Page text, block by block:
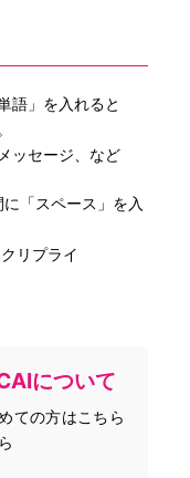
語」を入れると
ッセージ、など
「スペース」を入
リプライ
について
ての方はこちら